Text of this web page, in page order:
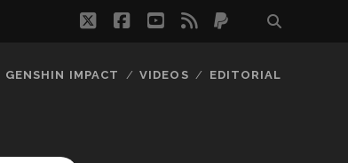
twitterfacebook
youtube
rss paypal
GENSHIN IMPACT VIDEOS EDITORIAL